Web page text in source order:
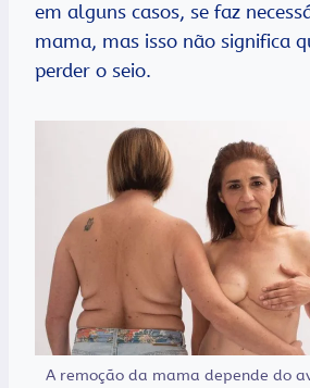
em alguns casos, se faz
mama, mas isso não significa
perder o seio.
A remoção da mama depende do